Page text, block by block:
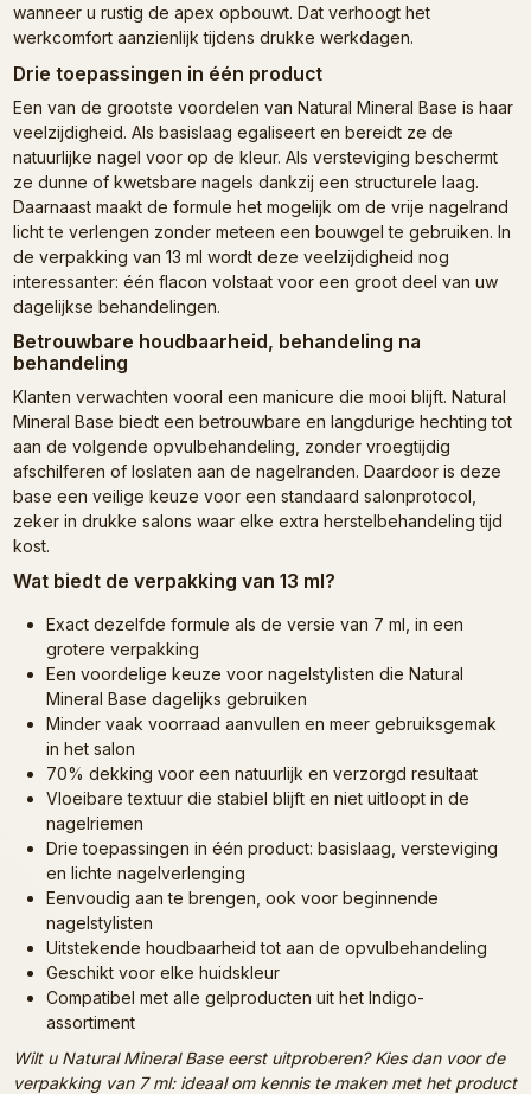
wanneer u rustig de apex opbouwt. Dat verhoogt het
werkcomfort aanzienlijk tijdens drukke werkdagen.
Drie toepassingen in één product
Een van de grootste voordelen van Natural Mineral Base is haar
veelzijdigheid. Als basislaag egaliseert en bereidt ze de
natuurlijke nagel voor op de kleur. Als versteviging beschermt
ze dunne of kwetsbare nagels dankzij een structurele laag.
Daarnaast maakt de formule het mogelijk om de vrije nagelrand
licht te verlengen zonder meteen een bouwgel te gebruiken. In
de verpakking van 13 ml wordt deze veelzijdigheid nog
interessanter: één flacon volstaat voor een groot deel van uw
dagelijkse behandelingen.
Betrouwbare houdbaarheid, behandeling na
behandeling
Klanten verwachten vooral een manicure die mooi blijft. Natural
Mineral Base biedt een betrouwbare en langdurige hechting tot
aan de volgende opvulbehandeling, zonder vroegtijdig
afschilferen of loslaten aan de nagelranden. Daardoor is deze
base een veilige keuze voor een standaard salonprotocol,
zeker in drukke salons waar elke extra herstelbehandeling tijd
kost.
Wat biedt de verpakking van 13 ml?
Exact dezelfde formule als de versie van 7 ml, in een
grotere verpakking
Een voordelige keuze voor nagelstylisten die Natural
Mineral Base dagelijks gebruiken
Minder vaak voorraad aanvullen en meer gebruiksgemak
in het salon
70% dekking voor een natuurlijk en verzorgd resultaat
Vloeibare textuur die stabiel blijft en niet uitloopt in de
nagelriemen
Drie toepassingen in één product: basislaag, versteviging
en lichte nagelverlenging
Eenvoudig aan te brengen, ook voor beginnende
nagelstylisten
Uitstekende houdbaarheid tot aan de opvulbehandeling
Geschikt voor elke huidskleur
Compatibel met alle gelproducten uit het Indigo-
assortiment
Wilt u Natural Mineral Base eerst uitproberen? Kies dan voor de
verpakking van 7 ml: ideaal om kennis te maken met het product